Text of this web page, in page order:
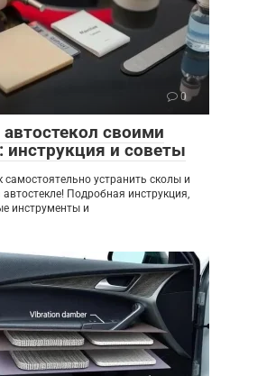
0
своими
инструкция и советы
самостоятельно устранить сколы и
Подробная инструкция,
инструменты и